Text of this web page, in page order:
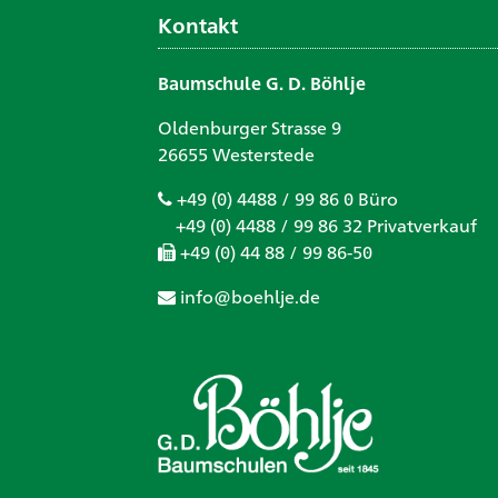
Kontakt
Baumschule G. D. Böhlje
Oldenburger Strasse 9
26655 Westerstede
+49 (0) 4488 / 99 86 0 Büro
+49 (0) 4488 / 99 86 32 Privatverkauf
+49 (0) 44 88 / 99 86-50
info@boehlje.de